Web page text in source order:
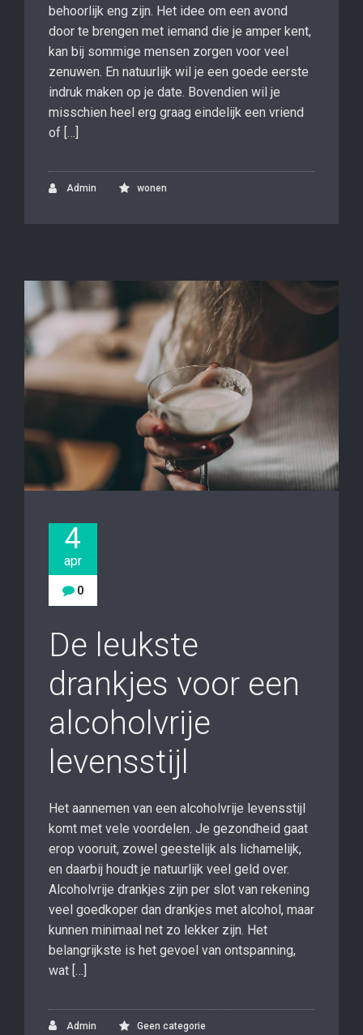
behoorlijk eng zijn. Het idee om een avond
door te brengen met iemand die je amper kent,
kan bij sommige mensen zorgen voor veel
zenuwen. En natuurlijk wil je een goede eerste
indruk maken op je date. Bovendien wil je
misschien heel erg graag eindelijk een vriend
of […]
Admin wonen
4
apr
0
De leukste
drankjes voor een
alcoholvrije
levensstijl
Het aannemen van een alcoholvrije levensstijl
komt met vele voordelen. Je gezondheid gaat
erop vooruit, zowel geestelijk als lichamelijk,
en daarbij houdt je natuurlijk veel geld over.
Alcoholvrije drankjes zijn per slot van rekening
veel goedkoper dan drankjes met alcohol, maar
kunnen minimaal net zo lekker zijn. Het
belangrijkste is het gevoel van ontspanning,
wat […]
Admin Geen categorie